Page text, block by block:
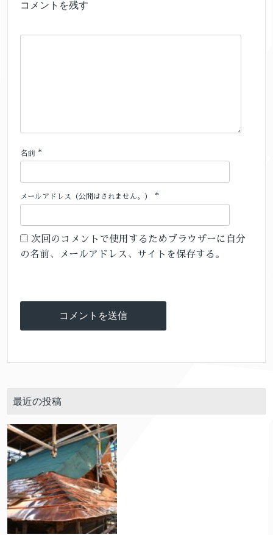
コメントを残す
名前 *
メールアドレス（公開はされません。） *
次回のコメントで使用するためブラウザーに自分
の名前、メールアドレス、サイトを保存する。
最近の投稿